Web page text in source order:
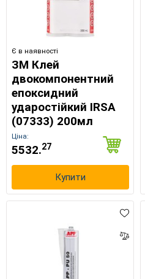
Є в наявності
ЗМ Клей
двокомпонентний
епоксидний
ударостійкий IRSA
(07333) 200мл
Ціна:
5532.27
Купити